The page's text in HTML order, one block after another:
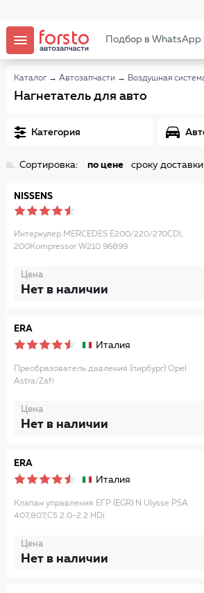
Подбор в WhatsApp
Каталог → Автозапчасти → Воздушная
Нагнетатель для авто
Категория
Сортировка: по цене сроку доставки
NISSENS
Интеркулер MERCEDES E200/220/270CDI,
200Kompressor W210 96899
Цена
Нет в наличии
ERA
Италия
Преобразователь давления (пирбург) Opel
Astra/Zafi
Цена
Нет в наличии
ERA
Италия
Клапан управления ЕГР (EGR) N Ulysse PSA
407,807,C5 2.0-2.2 HDi
Цена
Нет в наличии